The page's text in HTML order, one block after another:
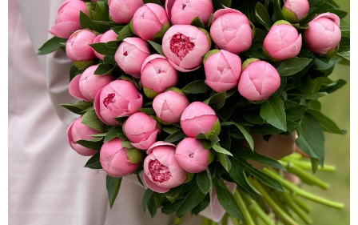
кнопку "Выбрать".